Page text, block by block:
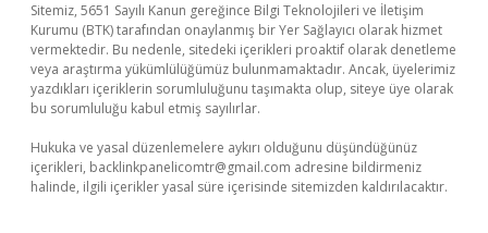
Sitemiz, 5651 Sayılı Kanun gereğince Bilgi Teknolojileri ve İletişim
Kurumu (BTK) tarafından onaylanmış bir Yer Sağlayıcı olarak hizmet
vermektedir. Bu nedenle, sitedeki içerikleri proaktif olarak denetleme
veya araştırma yükümlülüğümüz bulunmamaktadır. Ancak, üyelerimiz
yazdıkları içeriklerin sorumluluğunu taşımakta olup, siteye üye olarak
bu sorumluluğu kabul etmiş sayılırlar.
Hukuka ve yasal düzenlemelere aykırı olduğunu düşündüğünüz
içerikleri, backlinkpanelicomtr@gmail.com adresine bildirmeniz
halinde, ilgili içerikler yasal süre içerisinde sitemizden kaldırılacaktır.